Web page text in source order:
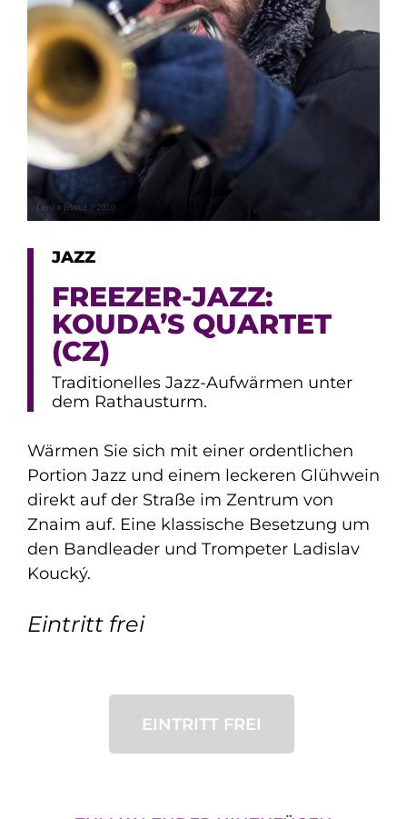
JAZZ
FREEZER-JAZZ:
KOUDA’S QUARTET
(CZ)
Traditionelles Jazz-Aufwärmen unter
dem Rathausturm.
Wärmen Sie sich mit einer ordentlichen
Portion Jazz und einem leckeren Glühwein
direkt auf der Straße im Zentrum von
Znaim auf. Eine klassische Besetzung um
den Bandleader und Trompeter Ladislav
Koucký.
Eintritt frei
EINTRITT FREI